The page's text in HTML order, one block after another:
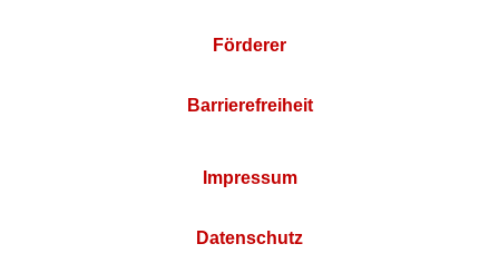
Förderer
Barrierefreiheit
Impressum
Datenschutz